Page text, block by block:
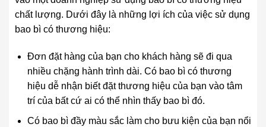
chất lượng. Dưới đây là những lợi ích của việc sử dụng
bao bì có thương hiệu:
Đơn đặt hàng của bạn cho khách hàng sẽ đi qua
nhiều chặng hành trình dài. Có bao bì có thương
hiệu dễ nhận biết đặt thương hiệu của bạn vào tâm
trí của bất cứ ai có thể nhìn thấy bao bì đó.
Có bao bì đầy màu sắc làm cho bưu kiện của bạn nổi